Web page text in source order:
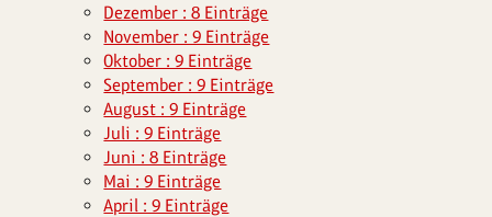
Dezember : 8 Einträge
November : 9 Einträge
Oktober : 9 Einträge
September : 9 Einträge
August : 9 Einträge
Juli : 9 Einträge
Juni : 8 Einträge
Mai : 9 Einträge
April : 9 Einträge